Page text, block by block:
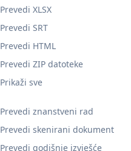
Prevedi znanstveni rad
Prevedi skenirani dokument
Prevedi godišnje izvješće
Prevedi XLSX
Prevedi SRT
Prevedi HTML
Prevedi ZIP datoteke
Prikaži sve